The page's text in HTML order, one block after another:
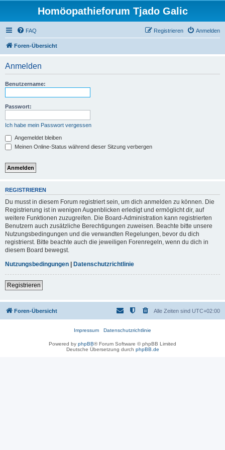
Homöopathieforum Tjado Galic
FAQ Anmelden
Registrieren
Foren-Übersicht
Anmelden
Benutzername:
Passwort:
Ich habe mein Passwort vergessen
Angemeldet bleiben
Meinen Online-Status während dieser Sitzung verbergen
REGISTRIEREN
Du musst in diesem Forum registriert sein, um dich anmelden zu können. Die
Registrierung ist in wenigen Augenblicken erledigt und ermöglicht dir, auf
weitere Funktionen zuzugreifen. Die Board-Administration kann registrierten
Benutzern auch zusätzliche Berechtigungen zuweisen. Beachte bitte unsere
Nutzungsbedingungen und die verwandten Regelungen, bevor du dich
registrierst. Bitte beachte auch die jeweiligen Forenregeln, wenn du dich in
diesem Board bewegst.
Nutzungsbedingungen | Datenschutzrichtlinie
Registrieren
Foren-Übersicht Alle Zeiten sind UTC+02:00
Impressum Datenschutzrichtlinie
Powered by phpBB® Forum Software © phpBB Limited
Deutsche Übersetzung durch phpBB.de